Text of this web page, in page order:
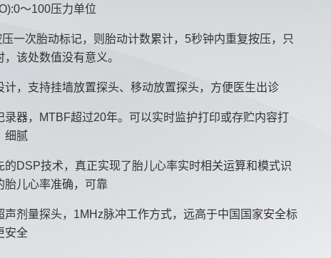
～100压力单位
一次胎动标记，则胎动计数累计，5秒钟内重复按压，只
该处数值没有意义。
计，支持挂墙放置探头、移动放置探头，方便医生出诊
录器，MTBF超过20年。可以实时监护打印或存贮内容打
细腻
的DSP技术，真正实现了胎儿心率实时相关运算和模式识
胎儿心率准确，可靠
声剂量探头，1MHz脉冲工作方式，远高于中国国家安全标
安全